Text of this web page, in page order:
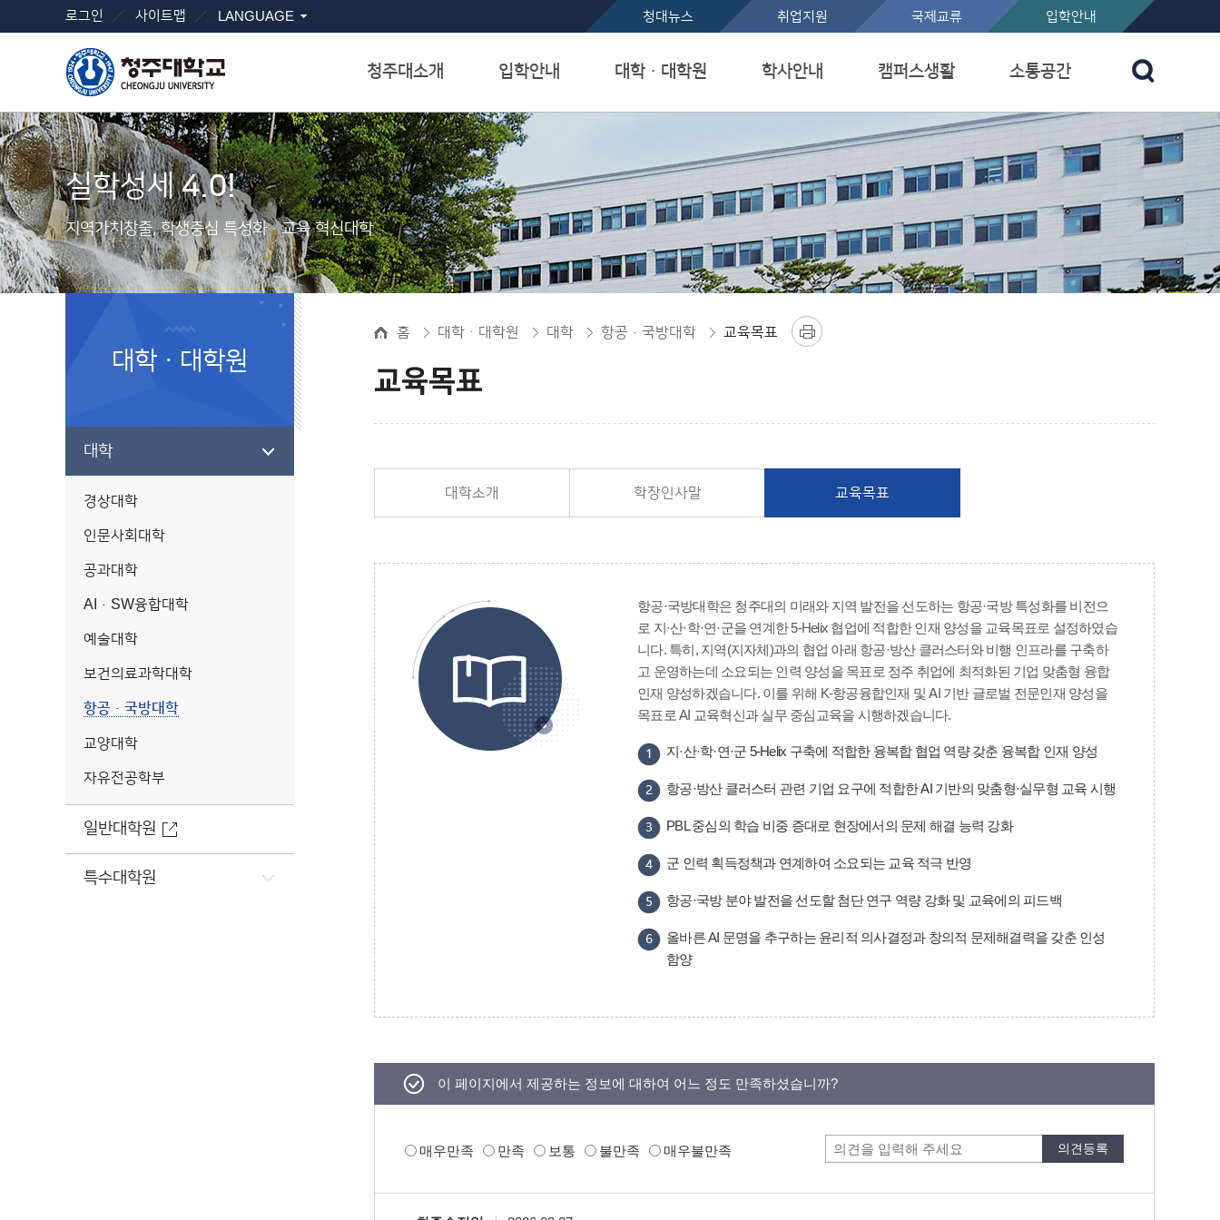
본문 바로가기
로그인 사이트맵 LANGUAGE 청대뉴스 취업지원 국제교류 입학안내
청주대소개 입학안내 대학ㆍ대학원 학사안내 캠퍼스생활 소통공간
실학성세4.0!
지역가치창출, 학생중심 특성화ㆍ교육 혁신대학
대학ㆍ대학원
대학
경상대학
인문사회대학
공과대학
AI·SW융합대학
예술대학
보건의료과학대학
항공·국방대학
교양대학
자유전공학부
일반대학원
특수대학원
홈 대학ㆍ대학원 대학 항공·국방대학 교육목표
교육목표
대학소개 학장인사말 교육목표
항공·국방대학은 청주대의 미래와 지역 발전을 선도하는 항공·국방 특성화를 비전으
로 지·산·학·연·군을 연계한 5-Helix 협업에 적합한 인재 양성을 교육목표로 설정하였습
니다. 특히, 지역(지자체)과의 협업 아래 항공·방산 클러스터와 비행 인프라를 구축하
고 운영하는데 소요되는 인력 양성을 목표로 정주 취업에 최적화된 기업 맞춤형 융합
인재 양성하겠습니다. 이를 위해 K-항공융합인재 및 AI 기반 글로벌 전문인재 양성을
목표로 AI 교육혁신과 실무 중심교육을 시행하겠습니다.
지·산·학·연·군 5-Helix 구축에 적합한 융복합 협업 역량 갖춘 융복합 인재 양성
항공·방산 클러스터 관련 기업 요구에 적합한 AI 기반의 맞춤형·실무형 교육 시행
PBL 중심의 학습 비중 증대로 현장에서의 문제 해결 능력 강화
군 인력 획득정책과 연계하여 소요되는 교육 적극 반영
항공·국방 분야 발전을 선도할 첨단 연구 역량 강화 및 교육에의 피드백
올바른 AI 문명을 추구하는 윤리적 의사결정과 창의적 문제해결력을 갖춘 인성
함양
이 페이지에서 제공하는 정보에 대하여 어느 정도 만족하셨습니까?
매우만족 만족 보통 불만족 매우불만족